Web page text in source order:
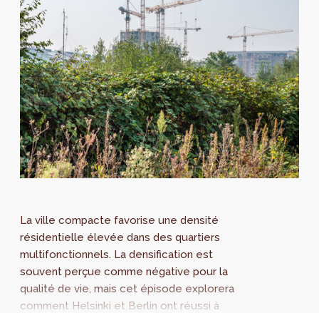
La ville compacte favorise une densité
résidentielle élevée dans des quartiers
multifonctionnels. La densification est
souvent perçue comme négative pour la
qualité de vie, mais cet épisode explorera
comment Helsinki et Berlin ont réussi à